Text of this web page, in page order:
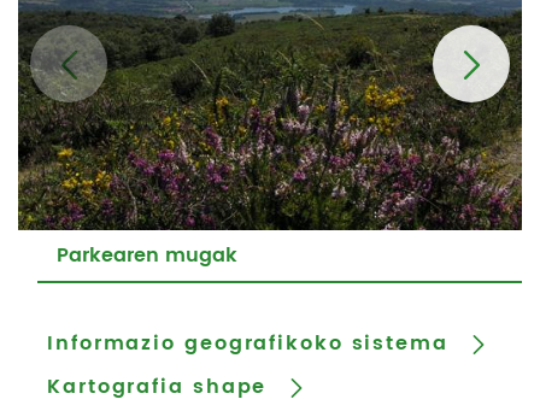
Parkearen mugak
Informazio geografikoko sistema
Kartografia shape